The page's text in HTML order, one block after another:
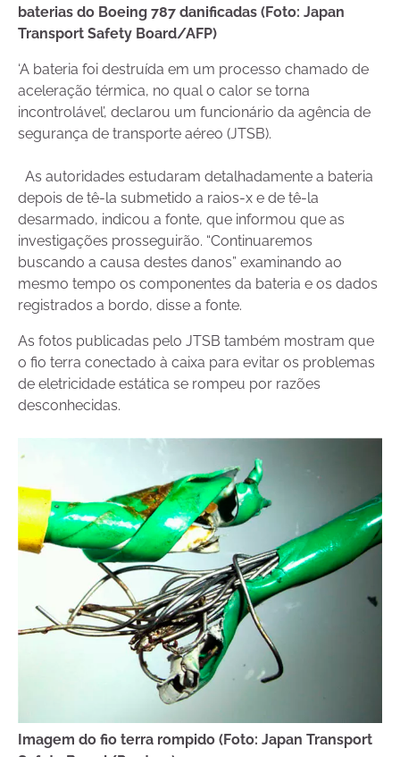
baterias do Boeing 787 danificadas (Foto: Japan
Transport Safety Board/AFP)
‘A bateria foi destruída em um processo chamado de
aceleração térmica, no qual o calor se torna
incontrolável’, declarou um funcionário da agência de
segurança de transporte aéreo (JTSB).
As autoridades estudaram detalhadamente a bateria
depois de tê-la submetido a raios-x e de tê-la
desarmado, indicou a fonte, que informou que as
investigações prosseguirão. “Continuaremos
buscando a causa destes danos” examinando ao
mesmo tempo os componentes da bateria e os dados
registrados a bordo, disse a fonte.
As fotos publicadas pelo JTSB também mostram que
o fio terra conectado à caixa para evitar os problemas
de eletricidade estática se rompeu por razões
desconhecidas.
Imagem do fio terra rompido (Foto: Japan Transport